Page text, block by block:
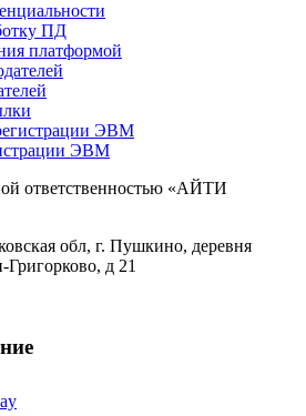
ПД
платформой
ЭВМ
ЭВМ
ответственностью «АЙТИ
обл, г. Пушкино, деревня
д 21